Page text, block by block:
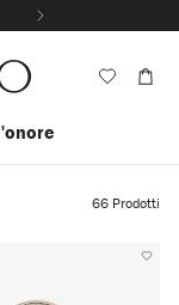
66 Prodotti